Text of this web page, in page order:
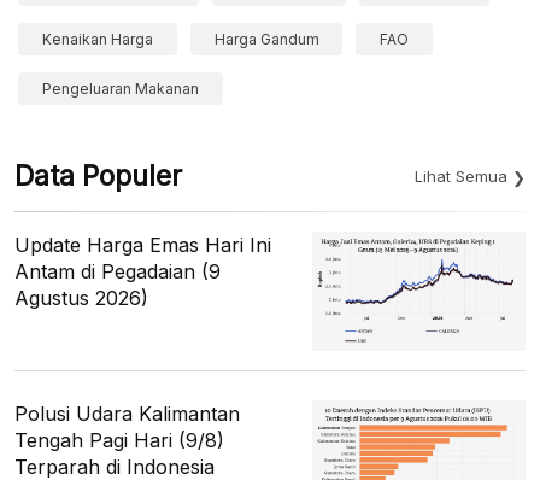
Kenaikan Harga Harga Gandum FAO
Pengeluaran Makanan
Data Populer Lihat Semua
Update Harga Emas Hari Ini
Antam di Pegadaian (9
Agustus 2026)
Polusi Udara Kalimantan
Tengah Pagi Hari (9/8)
Terparah di Indonesia